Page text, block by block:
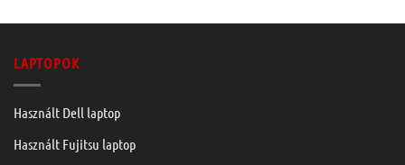
LAPTOPOK
Használt Dell laptop
Használt Fujitsu laptop